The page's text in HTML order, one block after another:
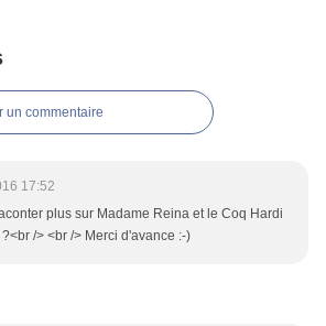
un commentaire
17:52
plus sur Madame Reina et le Coq Hardi
/> <br /> Merci d'avance :-)